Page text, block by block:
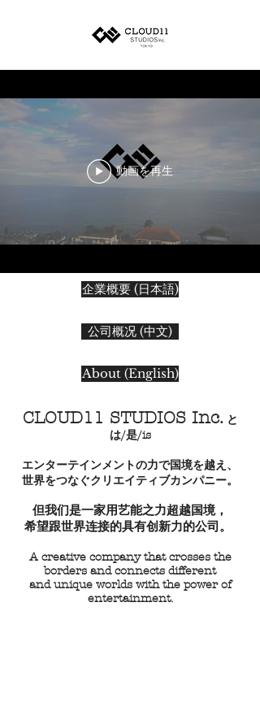
動画を再生
企業概要 (日本語)
公司概况 (中文)
About (English)
CLOUD11 STUDIOS Inc.と
は/是/is
エンターテインメントの力で国境を越え、
世界をつなぐクリエイティブカンパニー。
但我们是一家用艺能之力超越国境，
希望跟世界连接的具有创新力的公司。
A creative company that crosses the
borders and connects different
and unique worlds with the power of
entertainment.